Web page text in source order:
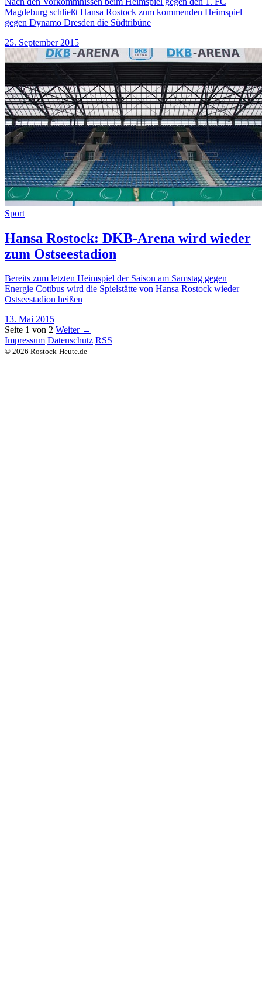
Magdeburg schließt Hansa Rostock zum kommenden Heimspiel
gegen Dynamo Dresden die Südtribüne
25. September 2015
Sport
Hansa Rostock: DKB-Arena wird wieder
zum Ostseestadion
Bereits zum letzten Heimspiel der Saison am Samstag gegen
Energie Cottbus wird die Spielstätte von Hansa Rostock wieder
Ostseestadion heißen
13. Mai 2015
Seite 1 von 2 Weiter →
Impressum Datenschutz RSS
© 2026 Rostock-Heute.de